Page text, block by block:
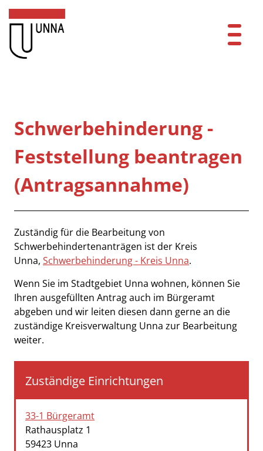
Zum Hauptinhalt springen
Zum Header
Zum Hauptinhalt
Zum Footer
Mitarbeitende A-Z
Kontakt
FAQ
Schwerbehinderung -
Feststellung beantragen
(Antragsannahme)
Beschreibung
Zuständig für die Bearbeitung von
Schwerbehindertenanträgen ist der Kreis
Unna, Schwerbehinderung - Kreis Unna.
Wenn Sie im Stadtgebiet Unna wohnen, können Sie
Ihren ausgefüllten Antrag auch im Bürgeramt
abgeben und wir leiten diesen dann gerne an die
zuständige Kreisverwaltung Unna zur Bearbeitung
weiter.
Zuständige Einrichtungen
33-1 Bürgeramt
Straße:
Rathausplatz Hausnummer:
1
PLZ:
59423 Ort:
Unna